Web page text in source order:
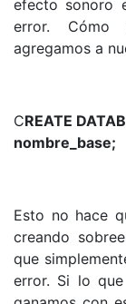
efecto sonoro
error. Cómo
agregamos a
CREATE
nombre_base;
Esto no hace
creando
que
error. Si lo